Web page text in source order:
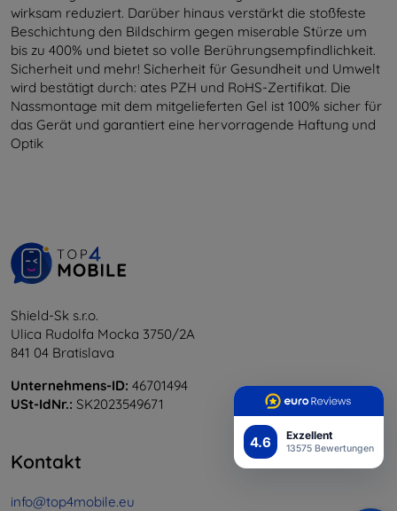
4.6 Exzellent
13575 Bewertungen
wirksam reduziert. Darüber hinaus verstärkt die stoßfeste
Beschichtung den Bildschirm gegen miserable Stürze um
bis zu 400% und bietet so volle Berührungsempfindlichkeit.
Sicherheit und mehr! Sicherheit für Gesundheit und Umwelt
wird bestätigt durch: ates PZH und RoHS-Zertifikat. Die
Nassmontage mit dem mitgelieferten Gel ist 100% sicher für
das Gerät und garantiert eine hervorragende Haftung und
Optik
Shield-Sk s.r.o.
Ulica Rudolfa Mocka 3750/2A
841 04 Bratislava
Unternehmens-ID: 46701494
USt-IdNr.: SK2023549671
Kontakt
info@top4mobile.eu